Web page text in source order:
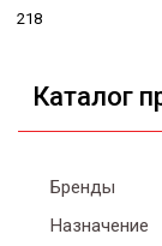
218
Каталог
Бренды
Назначение